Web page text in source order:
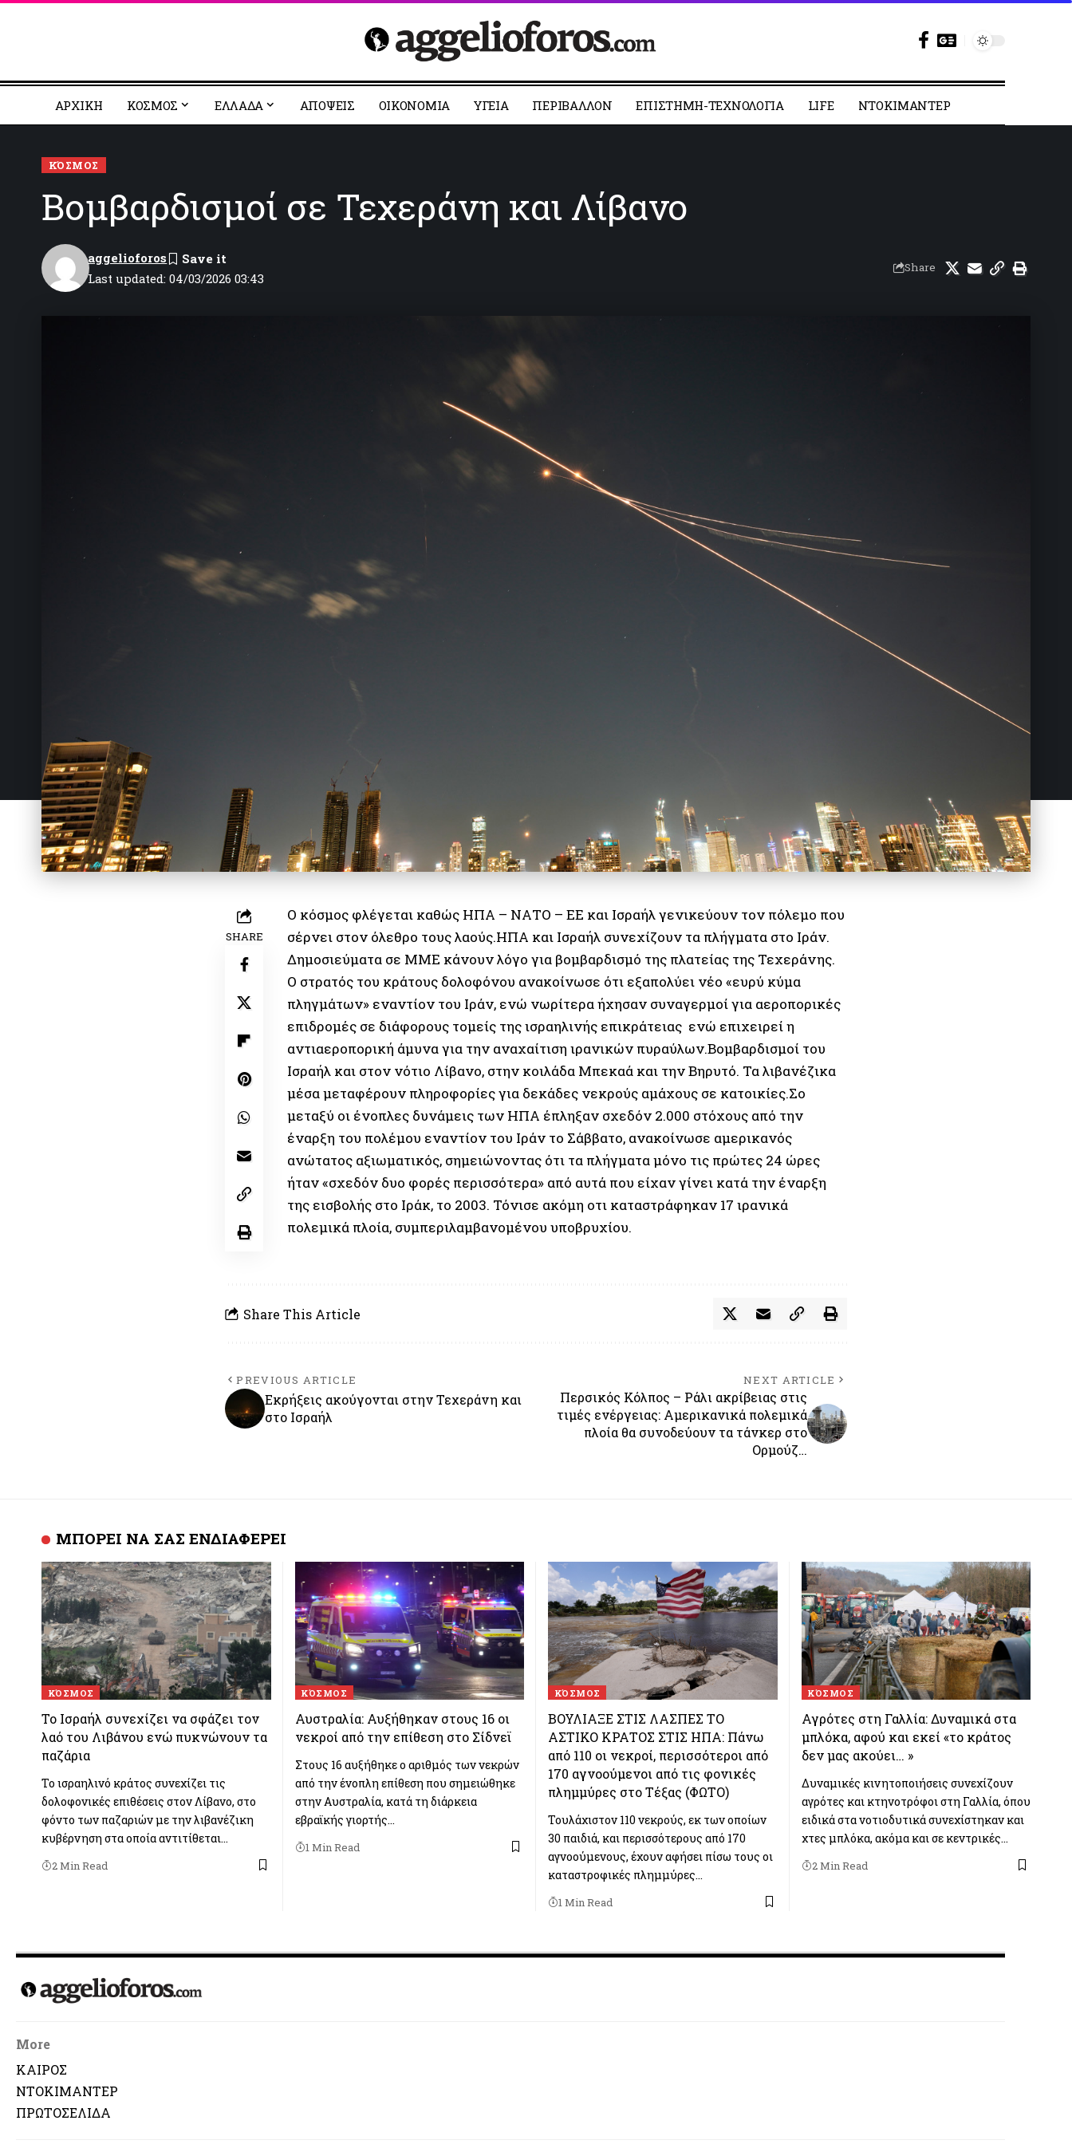
ΑΡΧΙΚΗ ΚΟΣΜΟΣ EΛΛΑΔΑ ΑΠΟΨΕΙΣ ΟΙΚΟΝΟΜΙΑ YΓΕΙΑ ΠΕΡΙΒΑΛΛΟΝ ΕΠΙΣΤΗΜΗ-ΤΕΧΝΟΛΟΓΙΑ LIFE ΝΤΟΚΙΜΑΝΤΕΡ
ΚΌΣΜΟΣ
Βομβαρδισμοί σε Τεχεράνη και Λίβανο
Last updated: 04/03/2026 03:43
aggelioforos
Share
SHARE
Ο κόσμος φλέγεται καθώς ΗΠΑ – ΝΑΤΟ – ΕΕ και Ισραήλ γενικεύουν τον πόλεμο που
σέρνει στον όλεθρο τους λαούς.ΗΠΑ και Ισραήλ συνεχίζουν τα πλήγματα στο Ιράν.
Δημοσιεύματα σε ΜΜΕ κάνουν λόγο για βομβαρδισμό της πλατείας της Τεχεράνης.
Ο στρατός του κράτους δολοφόνου ανακοίνωσε ότι εξαπολύει νέο «ευρύ κύμα
πληγμάτων» εναντίον του Ιράν, ενώ νωρίτερα ήχησαν συναγερμοί για αεροπορικές
επιδρομές σε διάφορους τομείς της ισραηλινής επικράτειας ενώ επιχειρεί η
αντιαεροπορική άμυνα για την αναχαίτιση ιρανικών πυραύλων.Βομβαρδισμοί του
Ισραήλ και στον νότιο Λίβανο, στην κοιλάδα Μπεκαά και την Βηρυτό. Τα λιβανέζικα
μέσα μεταφέρουν πληροφορίες για δεκάδες νεκρούς αμάχους σε κατοικίες.Σο
μεταξύ οι ένοπλες δυνάμεις των ΗΠΑ έπληξαν σχεδόν 2.000 στόχους από την
έναρξη του πολέμου εναντίον του Ιράν το Σάββατο, ανακοίνωσε αμερικανός
ανώτατος αξιωματικός, σημειώνοντας ότι τα πλήγματα μόνο τις πρώτες 24 ώρες
ήταν «σχεδόν δυο φορές περισσότερα» από αυτά που είχαν γίνει κατά την έναρξη
της εισβολής στο Ιράκ, το 2003. Τόνισε ακόμη οτι καταστράφηκαν 17 ιρανικά
πολεμικά πλοία, συμπεριλαμβανομένου υποβρυχίου.
Share This Article
PREVIOUS ARTICLE
Εκρήξεις ακούγονται στην Τεχεράνη και
στο Ισραήλ
NEXT ARTICLE
Περσικός Κόλπος – Ράλι ακρίβειας στις
τιμές ενέργειας: Αμερικανικά πολεμικά
πλοία θα συνοδεύουν τα τάνκερ στο
Ορμούζ…
ΜΠΟΡΕΙ ΝΑ ΣΑΣ ΕΝΔΙΑΦΕΡΕΙ
ΚΌΣΜΟΣ
Το Ισραήλ συνεχίζει να σφάζει τον
λαό του Λιβάνου ενώ πυκνώνουν τα
παζάρια
Το ισραηλινό κράτος συνεχίζει τις
δολοφονικές επιθέσεις στον Λίβανο, στο
φόντο των παζαριών με την λιβανέζικη
κυβέρνηση στα οποία αντιτίθεται…
2 Min Read
ΚΌΣΜΟΣ
Αυστραλία: Αυξήθηκαν στους 16 οι
νεκροί από την επίθεση στο Σίδνεϊ
Στους 16 αυξήθηκε ο αριθμός των νεκρών
από την ένοπλη επίθεση που σημειώθηκε
στην Αυστραλία, κατά τη διάρκεια
εβραϊκής γιορτής…
1 Min Read
ΚΌΣΜΟΣ
ΒΟΥΛΙΑΞΕ ΣΤΙΣ ΛΑΣΠΕΣ ΤΟ
ΑΣΤΙΚΟ ΚΡΑΤΟΣ ΣΤΙΣ ΗΠΑ: Πάνω
από 110 οι νεκροί, περισσότεροι από
170 αγνοούμενοι από τις φονικές
πλημμύρες στο Τέξας (ΦΩΤΟ)
Τουλάχιστον 110 νεκρούς, εκ των οποίων
30 παιδιά, και περισσότερους από 170
αγνοούμενους, έχουν αφήσει πίσω τους οι
καταστροφικές πλημμύρες…
1 Min Read
ΚΌΣΜΟΣ
Αγρότες στη Γαλλία: Δυναμικά στα
μπλόκα, αφού και εκεί «το κράτος
δεν μας ακούει… »
Δυναμικές κινητοποιήσεις συνεχίζουν
αγρότες και κτηνοτρόφοι στη Γαλλία, όπου
ειδικά στα νοτιοδυτικά συνεχίστηκαν και
χτες μπλόκα, ακόμα και σε κεντρικές…
2 Min Read
More
ΚΑΙΡΟΣ
ΝΤΟΚΙΜΑΝΤΕΡ
ΠΡΩΤΟΣΕΛΙΔΑ